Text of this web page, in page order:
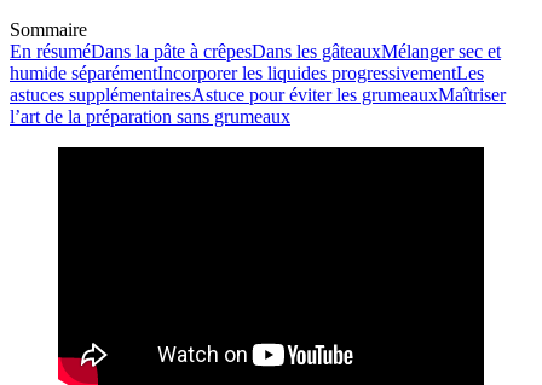
Sommaire
En résuméDans la pâte à crêpesDans les gâteauxMélanger sec et
humide séparémentIncorporer les liquides progressivementLes
astuces supplémentairesAstuce pour éviter les grumeauxMaîtriser
l’art de la préparation sans grumeaux